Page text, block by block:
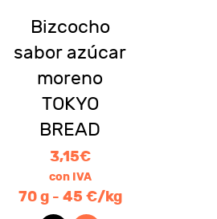
Bizcocho
sabor azúcar
moreno
TOKYO
BREAD
3,15€
con IVA
70 g - 45 €/kg